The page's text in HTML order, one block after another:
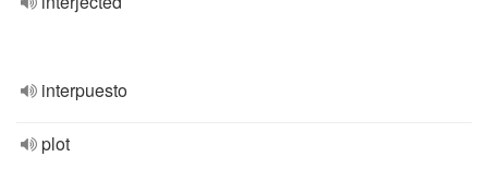
interpuesto
plot